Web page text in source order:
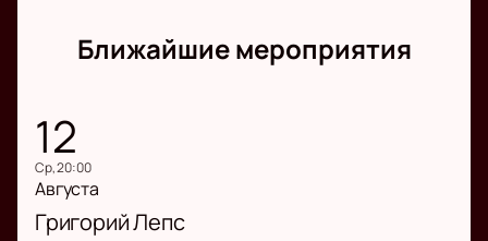
Ближайшие мероприятия
12
ср, 20:00
Августа
Григорий Лепс